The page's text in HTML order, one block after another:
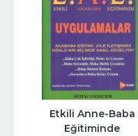
Etkili Anne-Baba
Eğitiminde